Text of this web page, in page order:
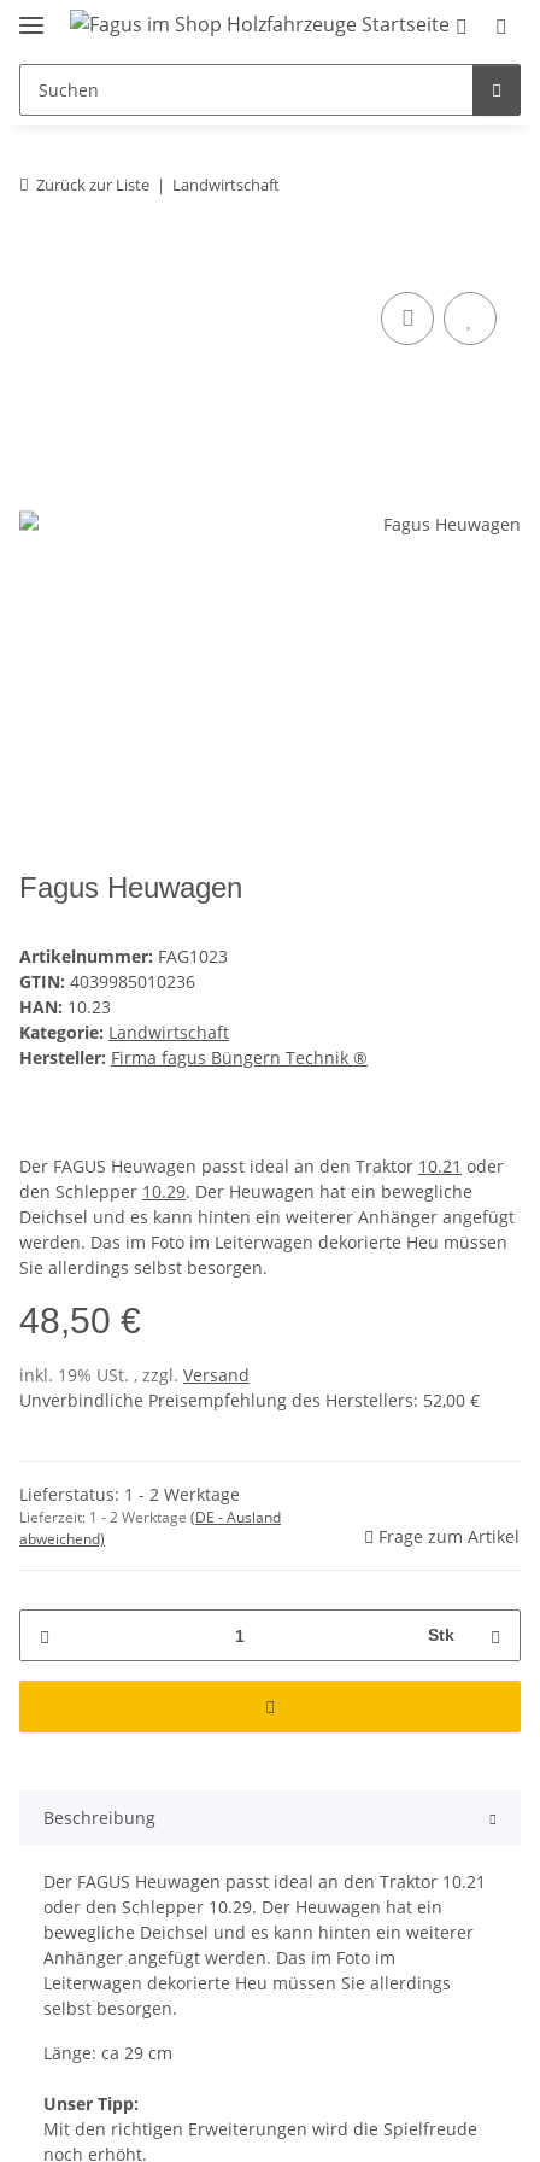
Zurück zur Liste Landwirtschaft
Fagus Heuwagen
Artikelnummer: FAG1023
GTIN: 4039985010236
HAN: 10.23
Kategorie: Landwirtschaft
Hersteller: Firma fagus Büngern Technik ®
Der FAGUS Heuwagen passt ideal an den Traktor 10.21 oder
den Schlepper 10.29. Der Heuwagen hat ein bewegliche
Deichsel und es kann hinten ein weiterer Anhänger angefügt
werden. Das im Foto im Leiterwagen dekorierte Heu müssen
Sie allerdings selbst besorgen.
48,50 €
inkl. 19% USt. , zzgl. Versand
Unverbindliche Preisempfehlung des Herstellers: 52,00 €
Lieferstatus: 1 - 2 Werktage
Lieferzeit: 1 - 2 Werktage (DE - Ausland
abweichend)
Frage zum Artikel
Stk
Beschreibung
Der FAGUS Heuwagen passt ideal an den Traktor 10.21
oder den Schlepper 10.29. Der Heuwagen hat ein
bewegliche Deichsel und es kann hinten ein weiterer
Anhänger angefügt werden. Das im Foto im
Leiterwagen dekorierte Heu müssen Sie allerdings
selbst besorgen.
Länge: ca 29 cm
Unser Tipp:
Mit den richtigen Erweiterungen wird die Spielfreude
noch erhöht.